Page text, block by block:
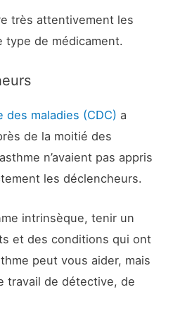
très attentivement les
type de médicament.
maladies (CDC) a
de la moitié des
n’avaient pas appris
les déclencheurs.
intrinsèque, tenir un
et des conditions qui ont
peut vous aider, mais
travail de détective, de